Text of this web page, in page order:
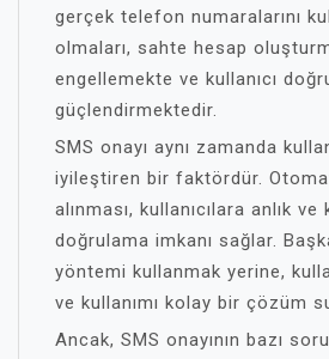
gerçek telefon numaralarını
olmaları, sahte hesap
engellemekte ve kullanıcı
güçlendirmektedir.
SMS onayı aynı zamanda
iyileştiren bir faktördür.
alınması, kullanıcılara anlık
doğrulama imkanı sağlar.
yöntemi kullanmak yerine,
ve kullanımı kolay bir çözüm
Ancak, SMS onayının bazı